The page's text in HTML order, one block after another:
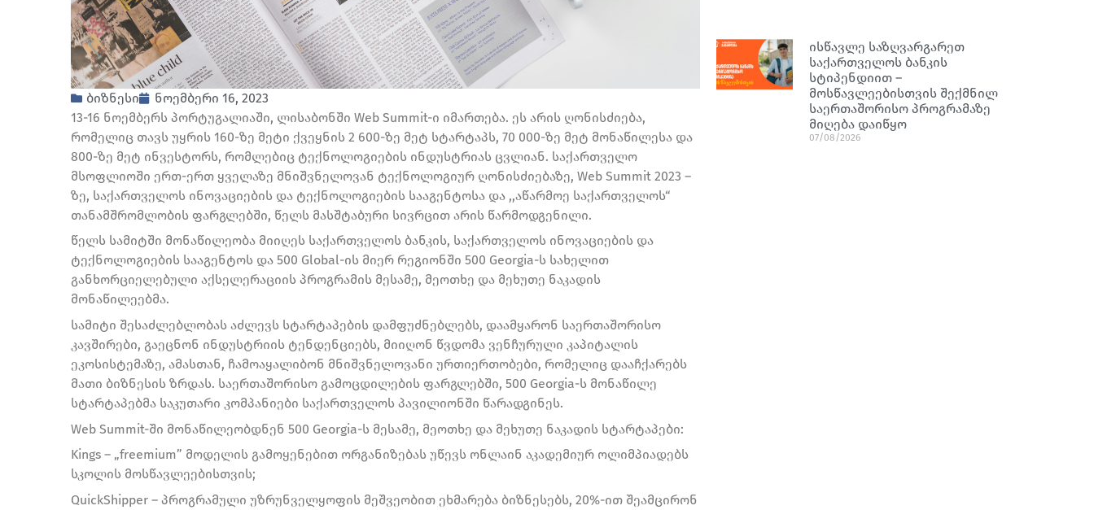
ბიზნესი
ნოემბერი 16, 2023
13-16 ნოემბერს პორტუგალიაში, ლისაბონში Web Summit-ი იმართება. ეს არის ღონისძიება,
რომელიც თავს უყრის 160-ზე მეტი ქვეყნის 2 600-ზე მეტ სტარტაპს, 70 000-ზე მეტ მონაწილესა და
800-ზე მეტ ინვესტორს, რომლებიც ტექნოლოგიების ინდუსტრიას ცვლიან. საქართველო
მსოფლიოში ერთ-ერთ ყველაზე მნიშვნელოვან ტექნოლოგიურ ღონისძიებაზე, Web Summit 2023 –
ზე, საქართველოს ინოვაციების და ტექნოლოგიების სააგენტოსა და ,,აწარმოე საქართველოს“
თანამშრომლობის ფარგლებში, წელს მასშტაბური სივრცით არის წარმოდგენილი.
წელს სამიტში მონაწილეობა მიიღეს საქართველოს ბანკის, საქართველოს ინოვაციების და
ტექნოლოგიების სააგენტოს და 500 Global-ის მიერ რეგიონში 500 Georgia-ს სახელით
განხორციელებული აქსელერაციის პროგრამის მესამე, მეოთხე და მეხუთე ნაკადის
მონაწილეებმა.
სამიტი შესაძლებლობას აძლევს სტარტაპების დამფუძნებლებს, დაამყარონ საერთაშორისო
კავშირები, გაეცნონ ინდუსტრიის ტენდენციებს, მიიღონ წვდომა ვენჩურული კაპიტალის
ეკოსისტემაზე, ამასთან, ჩამოაყალიბონ მნიშვნელოვანი ურთიერთობები, რომელიც დააჩქარებს
მათი ბიზნესის ზრდას. საერთაშორისო გამოცდილების ფარგლებში, 500 Georgia-ს მონაწილე
სტარტაპებმა საკუთარი კომპანიები საქართველოს პავილიონში წარადგინეს.
Web Summit-ში მონაწილეობდნენ 500 Georgia-ს მესამე, მეოთხე და მეხუთე ნაკადის სტარტაპები:
Kings – „freemium” მოდელის გამოყენებით ორგანიზებას უწევს ონლაინ აკადემიურ ოლიმპიადებს
სკოლის მოსწავლეებისთვის;
QuickShipper – პროგრამული უზრუნველყოფის მეშვეობით ეხმარება ბიზნესებს, 20%-ით შეამცირონ
ისწავლე საზღვარგარეთ
საქართველოს ბანკის
სტიპენდიით –
მოსწავლეებისთვის შექმნილ
საერთაშორისო პროგრამაზე
მიღება დაიწყო
07/08/2026